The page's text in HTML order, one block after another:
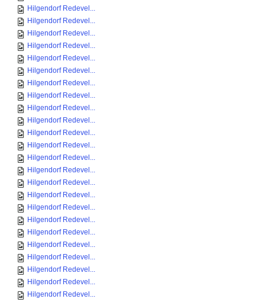
Hilgendorf Redevel...
Hilgendorf Redevel...
Hilgendorf Redevel...
Hilgendorf Redevel...
Hilgendorf Redevel...
Hilgendorf Redevel...
Hilgendorf Redevel...
Hilgendorf Redevel...
Hilgendorf Redevel...
Hilgendorf Redevel...
Hilgendorf Redevel...
Hilgendorf Redevel...
Hilgendorf Redevel...
Hilgendorf Redevel...
Hilgendorf Redevel...
Hilgendorf Redevel...
Hilgendorf Redevel...
Hilgendorf Redevel...
Hilgendorf Redevel...
Hilgendorf Redevel...
Hilgendorf Redevel...
Hilgendorf Redevel...
Hilgendorf Redevel...
Hilgendorf Redevel...